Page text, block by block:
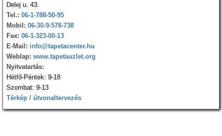
Delej u. 43.
Tel.: 06-1-788-50-95
Mobil: 06-30-9-578-738
Fax: 06-1-323-00-13
E-Mail: info@tapetacenter.hu
Weblap: www.tapetauzlet.org
Nyitvatartás:
Hétfő-Péntek: 9-18
Szombat: 9-13
Térkép / útvonaltervezés